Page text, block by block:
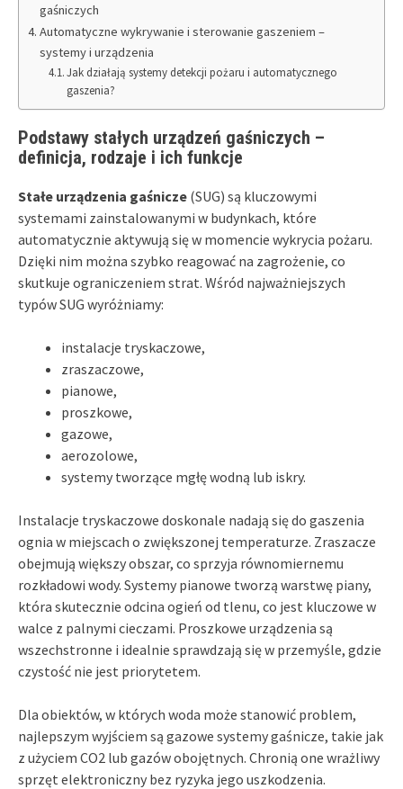
gaśniczych
Automatyczne wykrywanie i sterowanie gaszeniem –
systemy i urządzenia
Jak działają systemy detekcji pożaru i automatycznego
gaszenia?
Podstawy stałych urządzeń gaśniczych –
definicja, rodzaje i ich funkcje
Stałe urządzenia gaśnicze (SUG) są kluczowymi
systemami zainstalowanymi w budynkach, które
automatycznie aktywują się w momencie wykrycia pożaru.
Dzięki nim można szybko reagować na zagrożenie, co
skutkuje ograniczeniem strat. Wśród najważniejszych
typów SUG wyróżniamy:
instalacje tryskaczowe,
zraszaczowe,
pianowe,
proszkowe,
gazowe,
aerozolowe,
systemy tworzące mgłę wodną lub iskry.
Instalacje tryskaczowe doskonale nadają się do gaszenia
ognia w miejscach o zwiększonej temperaturze. Zraszacze
obejmują większy obszar, co sprzyja równomiernemu
rozkładowi wody. Systemy pianowe tworzą warstwę piany,
która skutecznie odcina ogień od tlenu, co jest kluczowe w
walce z palnymi cieczami. Proszkowe urządzenia są
wszechstronne i idealnie sprawdzają się w przemyśle, gdzie
czystość nie jest priorytetem.
Dla obiektów, w których woda może stanowić problem,
najlepszym wyjściem są gazowe systemy gaśnicze, takie jak
z użyciem CO2 lub gazów obojętnych. Chronią one wrażliwy
sprzęt elektroniczny bez ryzyka jego uszkodzenia.